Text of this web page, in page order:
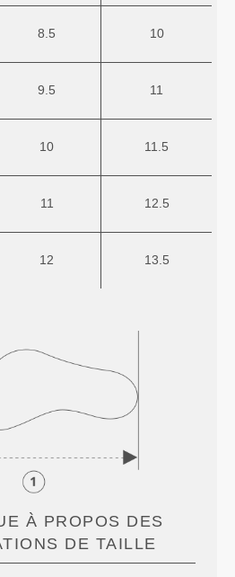
8.5 10
9.5 11
10 11.5
11 12.5
12 13.5
À PROPOS DES
DE TAILLE